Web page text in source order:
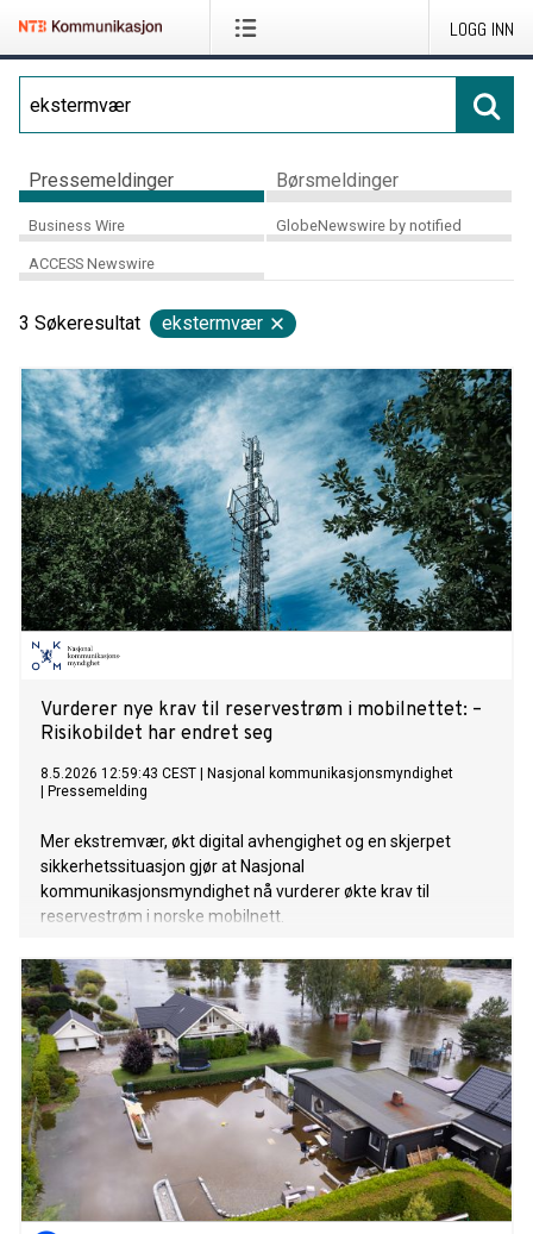
LOGG INN
Pressemeldinger Børsmeldinger
Business Wire GlobeNewswire by notified
ACCESS Newswire
3 Søkeresultat ekstermvær
Vurderer nye krav til reservestrøm i mobilnettet: –
Risikobildet har endret seg
8.5.2026 12:59:43 CEST
Nasjonal kommunikasjonsmyndighet
Pressemelding
Mer ekstremvær, økt digital avhengighet og en skjerpet
sikkerhetssituasjon gjør at Nasjonal
kommunikasjonsmyndighet nå vurderer økte krav til
reservestrøm i norske mobilnett.